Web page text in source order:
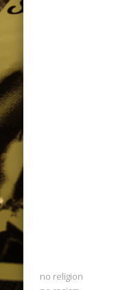
no religion